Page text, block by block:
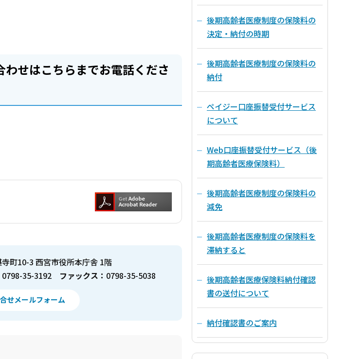
わせはこちらまでお電話くださ
町10-3 西宮市役所本庁舎 1階
0798-35-3192 ファックス： 0798-35-5038
せメールフォーム
後期高齢者医療制度の保険料の
決定・納付の時期
後期高齢者医療制度の保険料の
納付
ペイジー口座振替受付サービス
について
Web口座振替受付サービス（後
期高齢者医療保険料）
後期高齢者医療制度の保険料の
減免
後期高齢者医療制度の保険料を
滞納すると
後期高齢者医療保険料納付確認
書の送付について
納付確認書のご案内